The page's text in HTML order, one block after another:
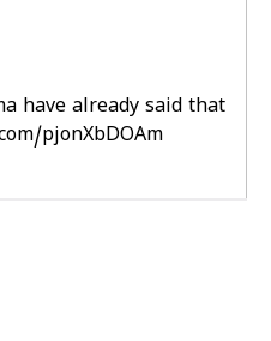
have already said that
pjonXbDOAm